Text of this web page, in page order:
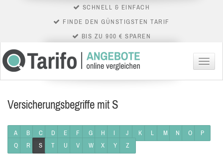
SCHNELL & EINFACH
FINDE DEN GÜNSTIGSTEN TARIF
BIS ZU 900 € SPAREN
Menü
Versicherungsbegriffe mit S
A B C D E F G H I J K L M N O
P
Q
R S T U V W X Y Z